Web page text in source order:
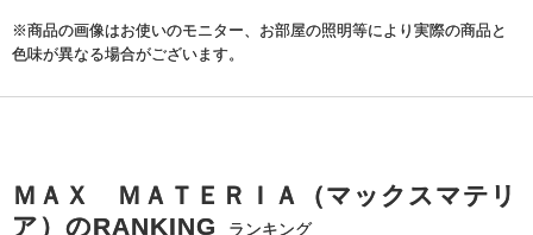
※商品の画像はお使いのモニター、お部屋の照明等により実際の商品と
色味が異なる場合がございます。
ＭＡＸ ＭＡＴＥＲＩＡ（マックスマテリ
ア）のRANKING
ランキング